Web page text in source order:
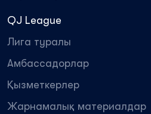
QJ League
Лига туралы
Амбассадорлар
Қызметкерлер
Жарнамалық материалдар